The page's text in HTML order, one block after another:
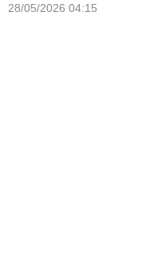
28/05/2026 04:15